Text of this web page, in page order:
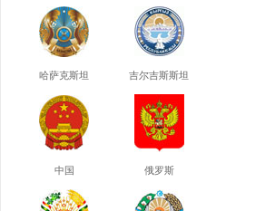
哈萨克斯坦 吉尔吉斯斯坦
中国 俄罗斯